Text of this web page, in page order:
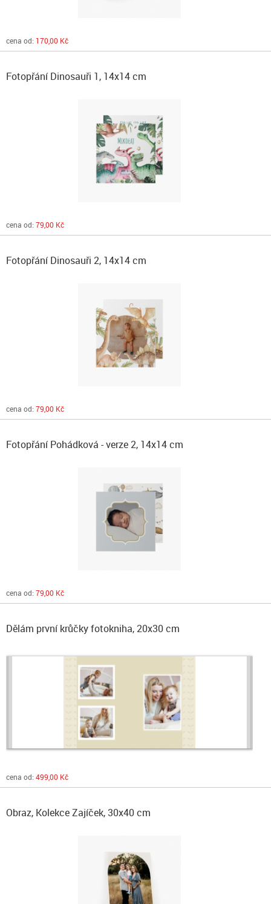
cena od: 170,00 Kč
Fotopřání Dinosauři 1, 14x14 cm
cena od: 79,00 Kč
Fotopřání Dinosauři 2, 14x14 cm
cena od: 79,00 Kč
Fotopřání Pohádková - verze 2, 14x14 cm
cena od: 79,00 Kč
Dělám první krůčky fotokniha, 20x30 cm
cena od: 499,00 Kč
Obraz, Kolekce Zajíček, 30x40 cm